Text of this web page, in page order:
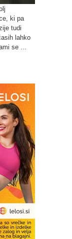
ki pa
tudi
lahko
se ...